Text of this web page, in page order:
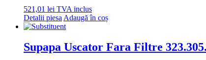
521,01 lei TVA inclus
Detalii piesa Adaugă în coș
Supapa Uscator Fara Filtre